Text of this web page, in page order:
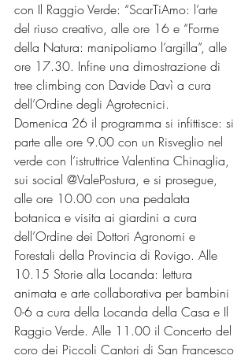
con Il Raggio Verde: “ScarTiAmo: l’arte
del riuso creativo, alle ore 16 e “Forme
della Natura: manipoliamo l’argilla”, alle
ore 17.30. Infine una dimostrazione di
tree climbing con Davide Davì a cura
dell’Ordine degli Agrotecnici.
Domenica 26 il programma si infittisce: si
parte alle ore 9.00 con un Risveglio nel
verde con l’istruttrice Valentina Chinaglia,
sui social @ValePostura, e si prosegue,
alle ore 10.00 con una pedalata
botanica e visita ai giardini a cura
dell’Ordine dei Dottori Agronomi e
Forestali della Provincia di Rovigo. Alle
10.15 Storie alla Locanda: lettura
animata e arte collaborativa per bambini
0-6 a cura della Locanda della Casa e Il
Raggio Verde. Alle 11.00 il Concerto del
coro dei Piccoli Cantori di San Francesco